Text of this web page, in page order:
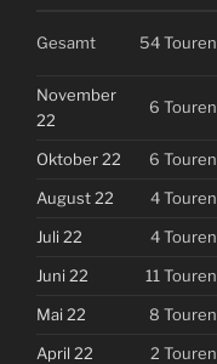
Gesamt 54 Touren
November
22
6 Touren
Oktober 22 6 Touren
August 22
4 Touren
Juli 22
4 Touren
Juni 22
11 Touren
Mai 22
8 Touren
April 22
2 Touren